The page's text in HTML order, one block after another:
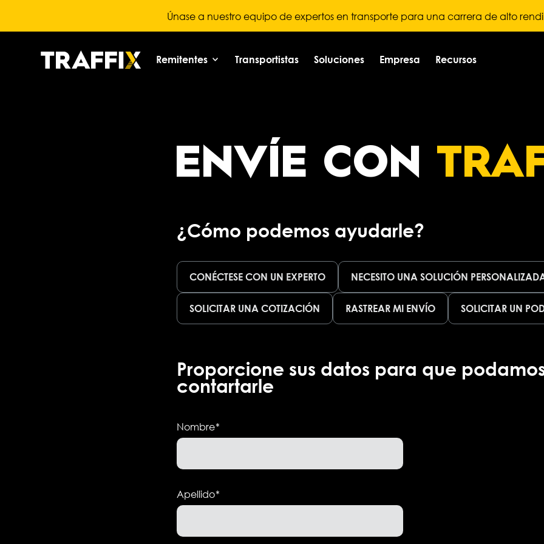
Únase a nuestro equipo de expertos en transporte para una carrera de alto
Remitentes Transportistas Soluciones Empresa Recursos
ENVÍE CON
¿Cómo podemos ayudarle?
CONÉCTESE CON UN EXPERTO NECESITO UNA SOLUCIÓN
SOLICITAR UNA COTIZACIÓN RASTREAR MI ENVÍO SOLICITAR UN
Proporcione sus datos para que
contartarle
Nombre*
Apellido*